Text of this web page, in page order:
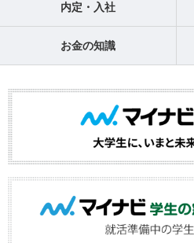
内定・入社
お金の知識